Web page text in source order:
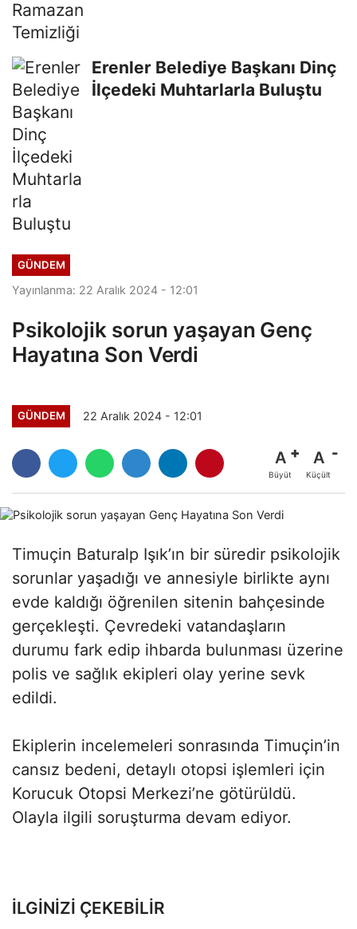
Erenler Belediye Başkanı Dinç
İlçedeki Muhtarlarla Buluştu
GÜNDEM
Yayınlanma: 22 Aralık 2024 - 12:01
Psikolojik sorun yaşayan Genç
Hayatına Son Verdi
GÜNDEM 22 Aralık 2024 - 12:01
A
Büyüt
A
Küçült
Timuçin Baturalp Işık’ın bir süredir psikolojik
sorunlar yaşadığı ve annesiyle birlikte aynı
evde kaldığı öğrenilen sitenin bahçesinde
gerçekleşti. Çevredeki vatandaşların
durumu fark edip ihbarda bulunması üzerine
polis ve sağlık ekipleri olay yerine sevk
edildi.
Ekiplerin incelemeleri sonrasında Timuçin’in
cansız bedeni, detaylı otopsi işlemleri için
Korucuk Otopsi Merkezi’ne götürüldü.
Olayla ilgili soruşturma devam ediyor.
İLGINIZI ÇEKEBILIR